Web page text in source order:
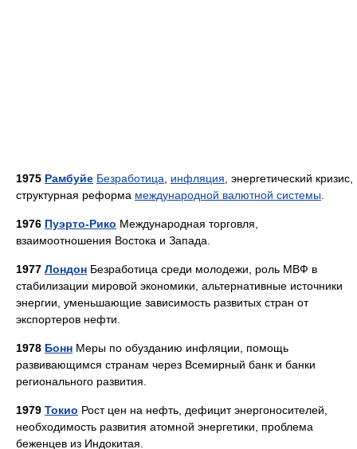
1975 Рамбуйе Безработица, инфляция, энергетический кризис,
структурная реформа международной валютной системы.
1976 Пуэрто-Рико Международная торговля,
взаимоотношения Востока и Запада.
1977 Лондон Безработица среди молодежи, роль МВФ в
стабилизации мировой экономики, альтернативные источники
энергии, уменьшающие зависимость развитых стран от
экспортеров нефти.
1978 Бонн Меры по обузданию инфляции, помощь
развивающимся странам через Всемирный банк и банки
регионального развития.
1979 Токио Рост цен на нефть, дефицит энергоносителей,
необходимость развития атомной энергетики, проблема
беженцев из Индокитая.